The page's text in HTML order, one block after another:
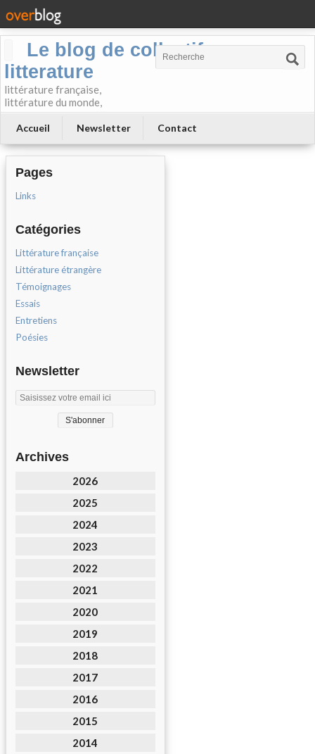
Le blog de collectif-
litterature
littérature française,
littérature du monde,
Accueil Newsletter Contact
Pages
Links
Catégories
Littérature française
Littérature étrangère
Témoignages
Essais
Entretiens
Poésies
Newsletter
Archives
2026
2025
2024
2023
2022
2021
2020
2019
2018
2017
2016
2015
2014